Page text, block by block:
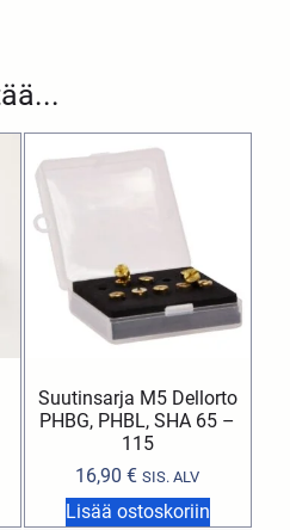
Suutinsarja M5 Dellorto
PHBG, PHBL, SHA 65 –
115
16,90€ SIS. ALV
Lisää ostoskoriin